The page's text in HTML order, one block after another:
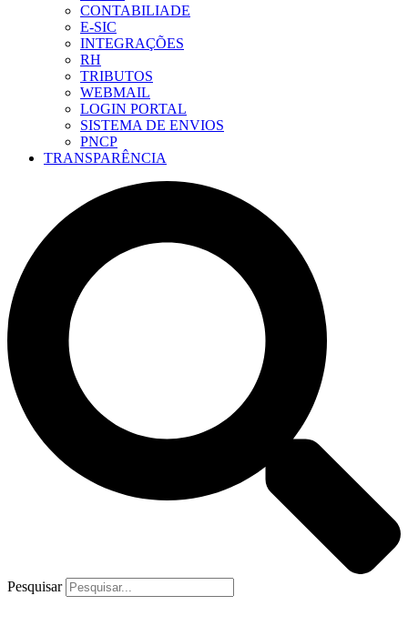
CONTABILIADE
E-SIC
INTEGRAÇÕES
RH
TRIBUTOS
WEBMAIL
LOGIN PORTAL
SISTEMA DE ENVIOS
PNCP
TRANSPARÊNCIA
Pesquisar